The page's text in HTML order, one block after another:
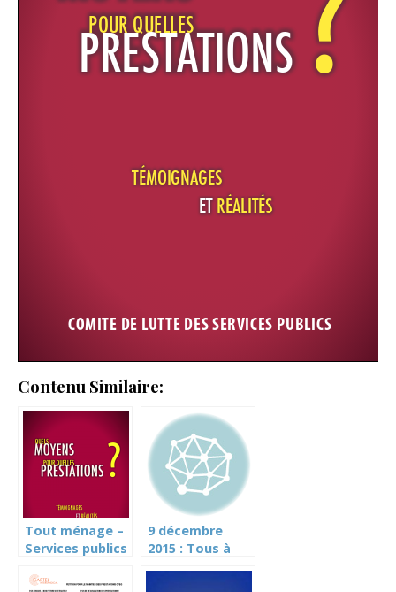
Contenu Similaire:
Tout ménage –
Services publics
9 décembre
2015 : Tous à